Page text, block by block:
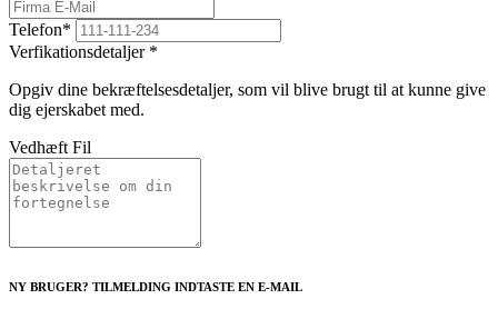
Telefon*
Verfikationsdetaljer *
Opgiv dine bekræftelsesdetaljer, som vil blive brugt til at kunne give
dig ejerskabet med.
Vedhæft Fil
NY BRUGER? TILMELDING INDTASTE EN E-MAIL